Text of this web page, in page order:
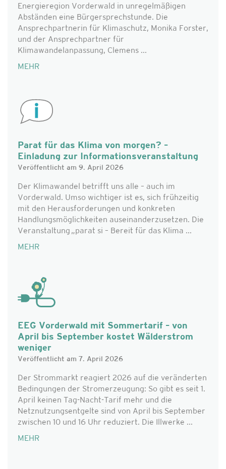
Energieregion Vorderwald in unregelmäßigen
Abständen eine Bürgersprechstunde. Die
Ansprechpartnerin für Klimaschutz, Monika Forster,
und der Ansprechpartner für
Klimawandelanpassung, Clemens ...
MEHR
Parat für das Klima von morgen? –
Einladung zur Informationsveranstaltung
Veröffentlicht am 9. April 2026
Der Klimawandel betrifft uns alle – auch im
Vorderwald. Umso wichtiger ist es, sich frühzeitig
mit den Herausforderungen und konkreten
Handlungsmöglichkeiten auseinanderzusetzen. Die
Veranstaltung „parat si – Bereit für das Klima ...
MEHR
EEG Vorderwald mit Sommertarif – von
April bis September kostet Wälderstrom
weniger
Veröffentlicht am 7. April 2026
Der Strommarkt reagiert 2026 auf die veränderten
Bedingungen der Stromerzeugung: So gibt es seit 1.
April keinen Tag-Nacht-Tarif mehr und die
Netznutzungsentgelte sind von April bis September
zwischen 10 und 16 Uhr reduziert. Die Illwerke ...
MEHR